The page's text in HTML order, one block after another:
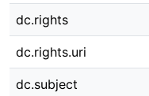
dc.rights
dc.rights.uri
dc.subject